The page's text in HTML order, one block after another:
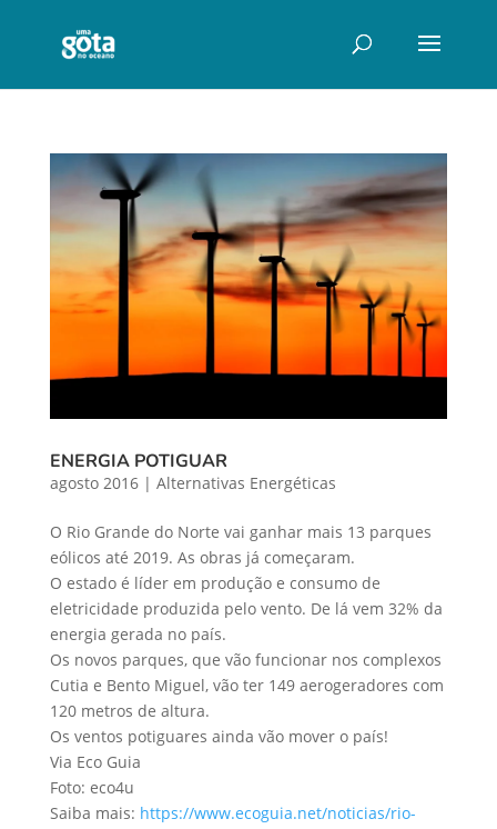
ENERGIA POTIGUAR
agosto 2016| Alternativas Energéticas
O Rio Grande do Norte vai ganhar mais 13 parques
eólicos até 2019. As obras já começaram.
O estado é líder em produção e consumo de
eletricidade produzida pelo vento. De lá vem 32% da
energia gerada no país.
Os novos parques, que vão funcionar nos complexos
Cutia e Bento Miguel, vão ter 149 aerogeradores com
120 metros de altura.
Os ventos potiguares ainda vão mover o país!
Via Eco Guia
Foto: eco4u
Saiba mais: https://www.ecoguia.net/noticias/rio-